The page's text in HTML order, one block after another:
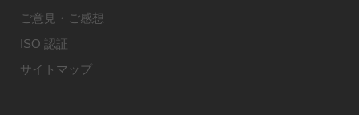
ご意見・ご感想
ISO 認証
サイトマップ